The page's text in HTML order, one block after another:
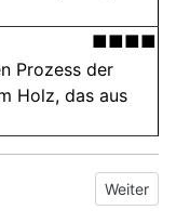
■■■■
Prozess der
Holz, das aus
Nächster
Weiter